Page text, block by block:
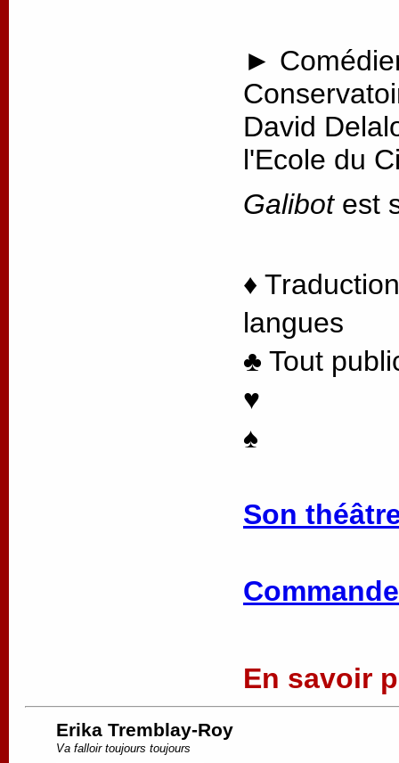
►
David
l'Ecole du
Galibotest
♦
langues
♣ Tout
♥
♠
Son
En savoir
Erika Tremblay-Roy
Va falloir toujours toujours